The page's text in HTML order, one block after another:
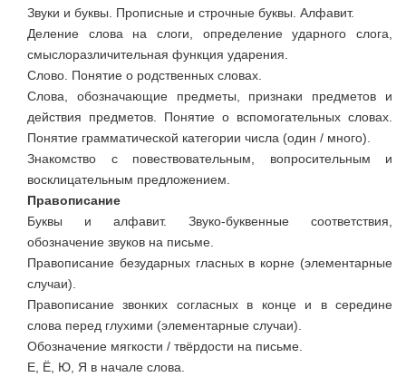
Звуки и буквы. Прописные и строчные буквы. Алфавит.
Деление слова на слоги, определение ударного слога,
смыслоразличительная функция ударения.
Слово. Понятие о родственных словах.
Слова, обозначающие предметы, признаки предметов и
действия предметов. Понятие о вспомогательных словах.
Понятие грамматической категории числа (один / много).
Знакомство с повествовательным, вопросительным и
восклицательным предложением.
Правописание
Буквы и алфавит. Звуко-буквенные соответствия,
обозначение звуков на письме.
Правописание безударных гласных в корне (элементарные
случаи).
Правописание звонких согласных в конце и в середине
слова перед глухими (элементарные случаи).
Обозначение мягкости / твёрдости на письме.
Е, Ё, Ю, Я в начале слова.